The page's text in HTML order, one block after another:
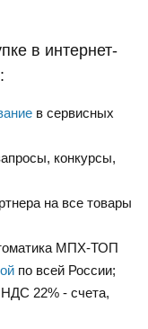
в интернет-
в сервисных
конкурсы,
на все товары
МПХ-ТОП
по всей России;
22% - счета,